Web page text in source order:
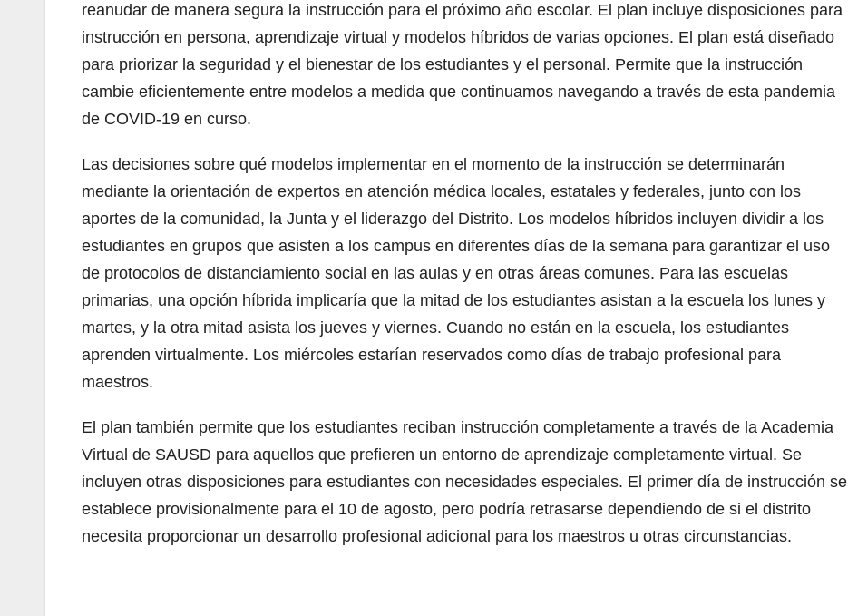
reanudar de manera segura la instrucción para el próximo año escolar. El plan incluye disposiciones para
instrucción en persona, aprendizaje virtual y modelos híbridos de varias opciones. El plan está diseñado
para priorizar la seguridad y el bienestar de los estudiantes y el personal. Permite que la instrucción
cambie eficientemente entre modelos a medida que continuamos navegando a través de esta pandemia
de COVID-19 en curso.
Las decisiones sobre qué modelos implementar en el momento de la instrucción se determinarán
mediante la orientación de expertos en atención médica locales, estatales y federales, junto con los
aportes de la comunidad, la Junta y el liderazgo del Distrito. Los modelos híbridos incluyen dividir a los
estudiantes en grupos que asisten a los campus en diferentes días de la semana para garantizar el uso
de protocolos de distanciamiento social en las aulas y en otras áreas comunes. Para las escuelas
primarias, una opción híbrida implicaría que la mitad de los estudiantes asistan a la escuela los lunes y
martes, y la otra mitad asista los jueves y viernes. Cuando no están en la escuela, los estudiantes
aprenden virtualmente. Los miércoles estarían reservados como días de trabajo profesional para
maestros.
El plan también permite que los estudiantes reciban instrucción completamente a través de la Academia
Virtual de SAUSD para aquellos que prefieren un entorno de aprendizaje completamente virtual. Se
incluyen otras disposiciones para estudiantes con necesidades especiales. El primer día de instrucción se
establece provisionalmente para el 10 de agosto, pero podría retrasarse dependiendo de si el distrito
necesita proporcionar un desarrollo profesional adicional para los maestros u otras circunstancias.